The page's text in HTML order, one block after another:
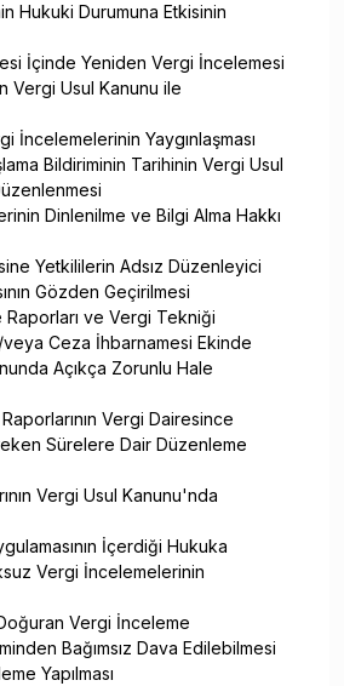
Hukuki Durumuna Etkisinin
İçinde Yeniden Vergi İncelemesi
Vergi Usul Kanunu ile
İncelemelerinin Yaygınlaşması
Bildiriminin Tarihinin Vergi Usul
Dinlenilme ve Bilgi Alma Hakkı
Yetkililerin Adsız Düzenleyici
Gözden Geçirilmesi
Raporları ve Vergi Tekniği
veya Ceza İhbarnamesi Ekinde
Açıkça Zorunlu Hale
Vergi Dairesince
Sürelere Dair Düzenleme
Vergi Usul Kanunu'nda
İçerdiği Hukuka
Vergi İncelemelerinin
Vergi İnceleme
Bağımsız Dava Edilebilmesi
Yapılması